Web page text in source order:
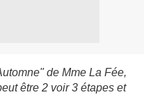
de Mme La Fée,
être 2 voir 3 étapes et